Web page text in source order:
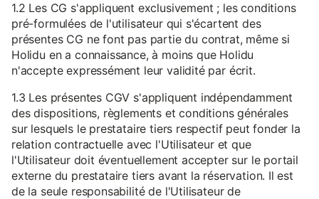
1.2 Les CG s'appliquent exclusivement ; les conditions
pré-formulées de l'utilisateur qui s'écartent des
présentes CG ne font pas partie du contrat, même si
Holidu en a connaissance, à moins que Holidu
n'accepte expressément leur validité par écrit.
1.3 Les présentes CGV s'appliquent indépendamment
des dispositions, règlements et conditions générales
sur lesquels le prestataire tiers respectif peut fonder la
relation contractuelle avec l'Utilisateur et que
l'Utilisateur doit éventuellement accepter sur le portail
externe du prestataire tiers avant la réservation. Il est
de la seule responsabilité de l'Utilisateur de